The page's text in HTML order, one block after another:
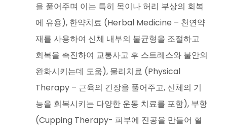
을 풀어주며 이는 특히 목이나 허리 부상의 회복
에 유용), 한약치료 (Herbal Medicine – 천연약
재를 사용하여 신체 내부의 불균형을 조절하고
회복을 촉진하여 교통사고 후 스트레스와 불안의
완화시키는데 도움), 물리치료 (Physical
Therapy – 근육의 긴장을 풀어주고, 신체의 기
능을 회복시키는 다양한 운동 치료를 포함), 부항
(Cupping Therapy- 피부에 진공을 만들어 혈